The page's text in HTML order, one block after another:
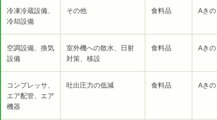
冷凍冷蔵設備、
冷却設備
その他 食料品 Aき
空調設備、換気
設備
室外機への散水、日射
対策、移設
食料品 Aき
コンプレッサ、
エア配管、エア
機器
吐出圧力の低減 食料品 Aき